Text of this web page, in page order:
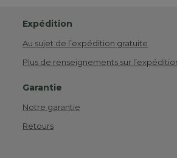
Expédition
Au sujet de l’expédition gratuite
Plus de renseignements sur
Garantie
Notre garantie
Retours